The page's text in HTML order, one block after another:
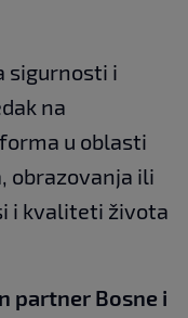
sigurnosti i
na
u oblasti
obrazovanja ili
i kvaliteti života
partner Bosne i